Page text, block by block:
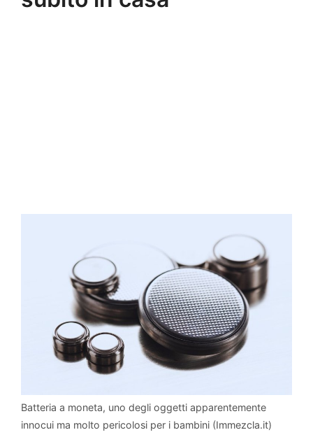
Batteria a moneta, uno degli oggetti apparentemente
innocui ma molto pericolosi per i bambini (Immezcla.it)